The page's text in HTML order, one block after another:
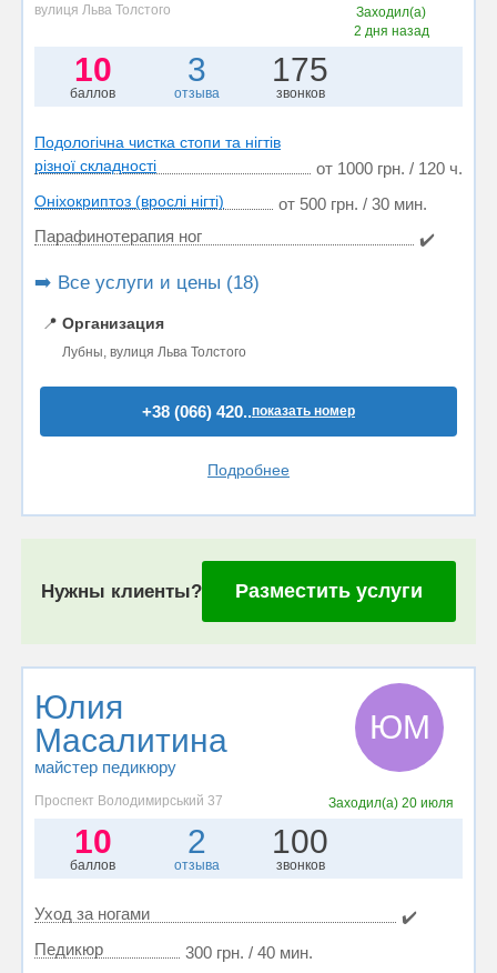
вулиця Льва Толстого
Заходил(а)
2 дня назад
10
баллов
3
отзыва
175
звонков
Подологічна чистка стопи та нігтів
різної складності
от 1000 грн. / 120 ч.
Оніхокриптоз (врослі нігті)
от 500 грн. / 30 мин.
Парафинотерапия ног
✔️
➡️ Все услуги и цены (18)
📍 Организация
Лубны, вулиця Льва Толстого
+38 (066) 420..показать номер
Подробнее
Нужны клиенты? Разместить услуги
Юлия
Масалитина
майстер педикюру
ЮМ
Проспект Володимирський 37 Заходил(а)20 июля
10
баллов
2
отзыва
100
звонков
Уход за ногами
✔️
Педикюр
300 грн. / 40 мин.